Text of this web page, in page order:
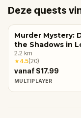
Deze quests
Murder Mystery:
the Shadows in
Ontario
2.2 km
★4.5(20)
vanaf $17.99
MULTIPLAYER